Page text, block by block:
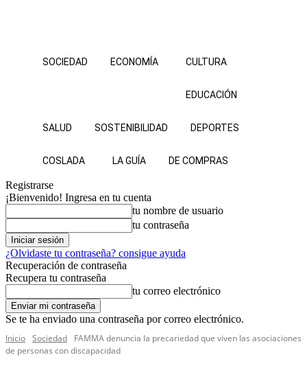
SOCIEDAD ECONOMÍA CULTURA
EDUCACIÓN
SALUD SOSTENIBILIDAD DEPORTES
COSLADA LA GUÍA DE COMPRAS
Registrarse
¡Bienvenido! Ingresa en tu cuenta
tu nombre de usuario
tu contraseña
¿Olvidaste tu contraseña? consigue ayuda
Recuperación de contraseña
Recupera tu contraseña
tu correo electrónico
Se te ha enviado una contraseña por correo electrónico.
Inicio Sociedad
FAMMA denuncia la precariedad que viven las asociaciones
de personas con discapacidad